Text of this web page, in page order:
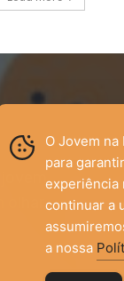
O Jovem
para
experiência
continuar a
a nossa